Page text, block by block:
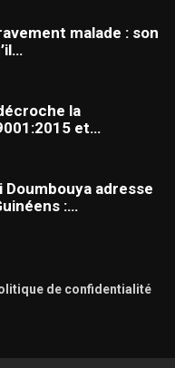
malade : son
la
et…
Doumbouya adresse
:…
de confidentialité